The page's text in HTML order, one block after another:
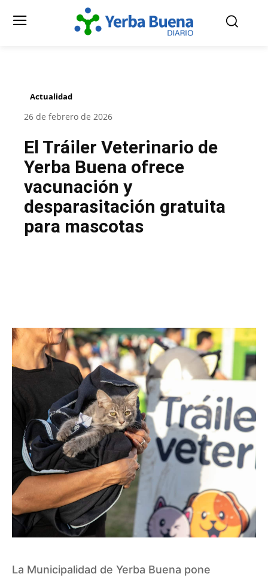
Actualidad
26 de febrero de 2026
El Tráiler Veterinario de
Yerba Buena ofrece
vacunación y
desparasitación gratuita
para mascotas
La Municipalidad de Yerba Buena pone